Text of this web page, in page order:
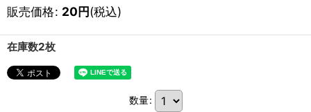
販売価格: 20円(税込)
在庫数2枚
数量: